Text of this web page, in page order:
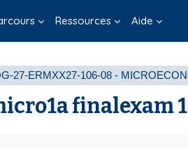
Ressources Aide
27-ERMXX27-106-08 -
finalexam